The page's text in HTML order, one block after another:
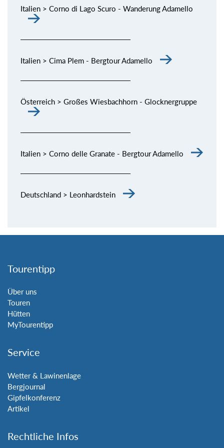
Italien > Corno di Lago Scuro - Wanderung Adamello
Italien > Cima Plem - Bergtour Adamello
Österreich > Großes Wiesbachhorn - Glocknergruppe
Italien > Corno delle Granate - Bergtour Adamello
Deutschland > Leonhardstein
Tourentipp
Über uns
Touren
Hütten
MyTourentipp
Service
Wetter & Lawinenlage
Bergjournal
Gipfelkonferenz
Artikel
Rechtliche Infos